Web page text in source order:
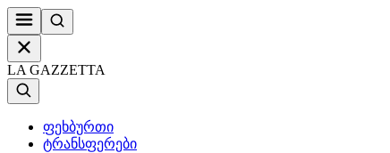
LA GAZZETTA
ფეხბურთი
ტრანსფერები